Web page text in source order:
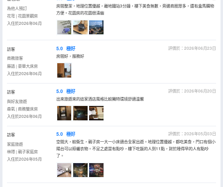
為他人預訂
花穹 | 花園景觀房
入住於2026年06月
房間整潔，地理位置優越，離地鐵站3分鐘，樓下美食無數，旁邊商圈眾多，還有盒馬購物
方便。花園房的花園很清幽
訪客
商務旅客
藤語 | 豪華大床房
入住於2026年06月
5.0 極好
評價於：2026年06月23日
房間好，服務好
訪客
與好友旅遊
森氧 | 商務雙床房
入住於2026年06月
5.0 極好
評價於：2026年06月20日
出來旅遊來的這家酒店風格比較獨特環境舒適温馨
訪客
家庭旅遊
林隱 | 親子家庭房
入住於2026年05月
5.0 極好
評價於：2026年05月03日
空間大，較衞生，親子房一大一小床適合全家出遊。地理位置優越，都吃美食，門口有個小
陽台可以晾曬衣物。不足之處是有點吵，樓下吃飯的人到11點，對於睡得早的人有點吵
了。